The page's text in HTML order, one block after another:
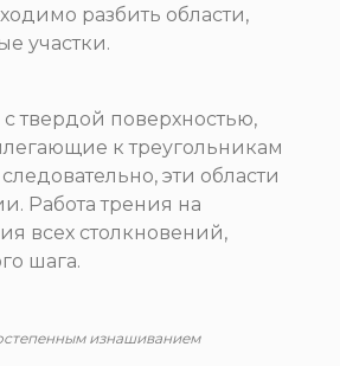
разбить области,
участки.
твердой поверхностью,
к треугольникам
эти области
Работа трения на
всех столкновений,
шага.
изнашиванием